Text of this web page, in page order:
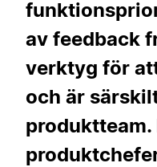
av feedback
verktyg för
och är